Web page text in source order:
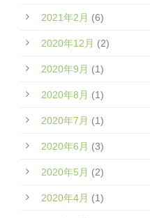
2021年2月 (6)
2020年12月 (2)
2020年9月 (1)
2020年8月 (1)
2020年7月 (1)
2020年6月 (3)
2020年5月 (2)
2020年4月 (1)